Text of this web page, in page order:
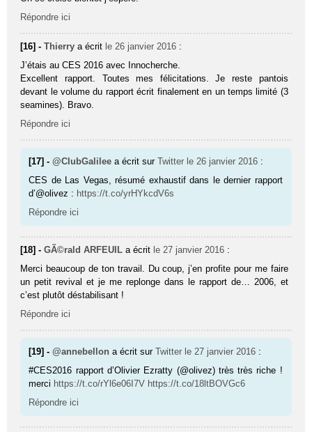
Répondre ici
[16] -Thierry a écrit le 26 janvier 2016 :
J’étais au CES 2016 avec Innocherche.
Excellent rapport. Toutes mes félicitations. Je reste pantois
devant le volume du rapport écrit finalement en un temps limité (3
seamines). Bravo.
Répondre ici
[17] -@ClubGalilee a écrit surTwitter le 26 janvier 2016 :
CES de Las Vegas, résumé exhaustif dans le dernier rapport
d’@olivez : https://t.co/yrHYkcdV6s
Répondre ici
[18] -GÃ©rald ARFEUIL a écrit le 27 janvier 2016 :
Merci beaucoup de ton travail. Du coup, j’en profite pour me faire
un petit revival et je me replonge dans le rapport de… 2006, et
c’est plutôt déstabilisant !
Répondre ici
[19] -@annebellon a écrit surTwitter le 27 janvier 2016 :
#CES2016 rapport d’Olivier Ezratty (@olivez) très très riche !
merci https://t.co/rYl6e06I7V https://t.co/18ltBOVGc6
Répondre ici